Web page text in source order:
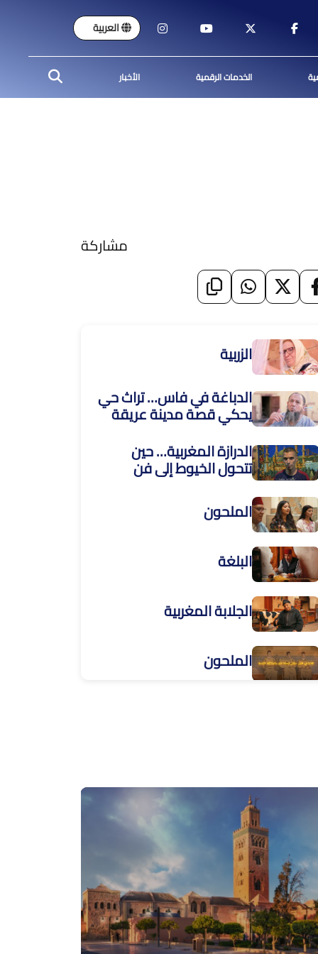
العربية
الخدمات الرقمية الأخبار
مشاركة
الزربية
الدباغة في فاس… تراث حي
يحكي قصة مدينة عريقة
الدرازة المغربية… حين
تتحول الخيوط إلى فن
الملحون
البلغة
الجلابة المغربية
الملحون
الحريرة
الرفيسة
القفطان المغربي